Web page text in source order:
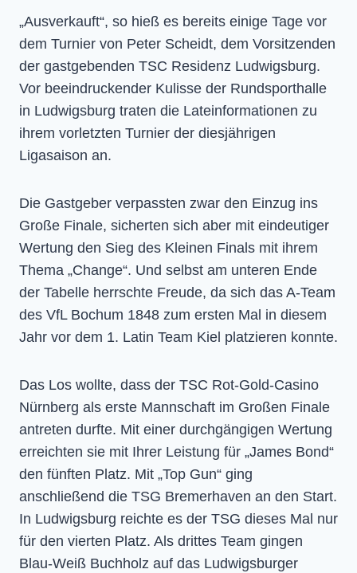
„Ausverkauft“, so hieß es bereits einige Tage vor
dem Turnier von Peter Scheidt, dem Vorsitzenden
der gastgebenden TSC Residenz Ludwigsburg.
Vor beeindruckender Kulisse der Rundsporthalle
in Ludwigsburg traten die Lateinformationen zu
ihrem vorletzten Turnier der diesjährigen
Ligasaison an.
Die Gastgeber verpassten zwar den Einzug ins
Große Finale, sicherten sich aber mit eindeutiger
Wertung den Sieg des Kleinen Finals mit ihrem
Thema „Change“. Und selbst am unteren Ende
der Tabelle herrschte Freude, da sich das A-Team
des VfL Bochum 1848 zum ersten Mal in diesem
Jahr vor dem 1. Latin Team Kiel platzieren konnte.
Das Los wollte, dass der TSC Rot-Gold-Casino
Nürnberg als erste Mannschaft im Großen Finale
antreten durfte. Mit einer durchgängigen Wertung
erreichten sie mit Ihrer Leistung für „James Bond“
den fünften Platz. Mit „Top Gun“ ging
anschließend die TSG Bremerhaven an den Start.
In Ludwigsburg reichte es der TSG dieses Mal nur
für den vierten Platz. Als drittes Team gingen
Blau-Weiß Buchholz auf das Ludwigsburger